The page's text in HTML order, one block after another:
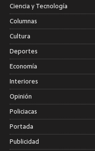
Ciencia y Tecnología
Columnas
Cultura
Deportes
Economía
Interiores
Opinión
Policiacas
Portada
Publicidad